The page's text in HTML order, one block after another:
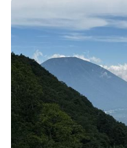
登に驚かされることが多
かもしれません。しかし
には最適です。登山道は
が必要な場所も多いため
に、雨の後は滑りやすくなるた
すると、狭いながらも絶
しい景色に感動すること
のランチやお茶タイムを
の景色を堪能できます。 また、下山後には近くの温泉でリフレッ
シュするのもおすすめで